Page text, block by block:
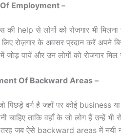
Employment –
help से लोगों को रोजगार भी मिलना
रोज़गार के अवसर प्रदान करें अपने
जोड़ पायें और उन लोगों को रोजगार
Of Backward Areas –
पिछड़े वर्ग है जहाँ पर कोई business
चाहिए ताकि वहाँ के जो लोग हैं उन्हें
जब ऐसे backward areas में नयी